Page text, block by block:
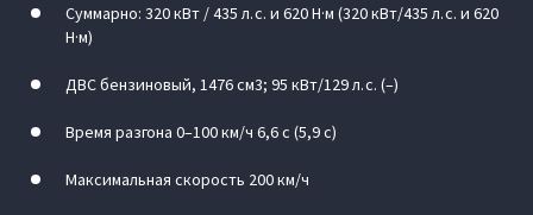
Суммарно: 320 кВт / 435 л. с. и 620 Н·м (320 кВт/435 л. с. и 620
Н·м)
ДВС бензиновый, 1476 см3; 95 кВт/129 л. с. (–)
Время разгона 0–100 км/ч 6,6 c (5,9 с)
Максимальная скорость 200 км/ч